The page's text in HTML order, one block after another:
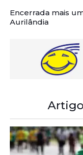
Encerrada mais
Aurilândia